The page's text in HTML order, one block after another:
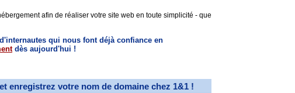
afin de réaliser votre site web en toute simplicité - que
qui nous font déjà confiance en
dès aujourd'hui !
enregistrez votre nom de domaine chez 1&1 !